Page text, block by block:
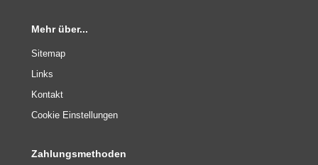
Mehr über...
Sitemap
Links
Kontakt
Cookie Einstellungen
Zahlungsmethoden